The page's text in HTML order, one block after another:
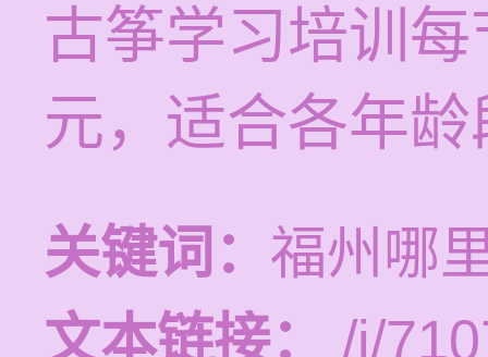
古筝学习培训
元，适合各年
关键词： 福州哪
文本链接：
/i/